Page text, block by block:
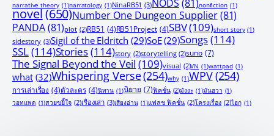
narrative theory (1)narratology (1)NinaRB51 (3) nonfiction (1)
novel(650)Number One Dungeon Supplier(81)
PANDA(81)plot (2)RB51 (4)RB51Project (4)SBV(109)short story (1)
sidestory (3)Sigil of the Eldritch (29)SoE (29)Songs(114)
SSL(114)Stories(114)story (2)storytelling (2)suno (7)
The Signal Beyond the Veil (109)visual (2)VN (1)wattpad (1)
what (32)Whispering Verse(254)why (1)WPV(254)
การเล่าเรื่อง (4)ตัวละคร (4)นิทาน (1)นิยาย (7)ฟิคชั่น (2)มังงะ (1)มันฮวา (1)
วอทแพด (1)สวยขยี้ใจ (2)เรื่องเล่า (3)เสียงอ่าน (1)แฟลช ฟิคชั่น (2)โครงเรื่อง (2)ไฮกุ (1)